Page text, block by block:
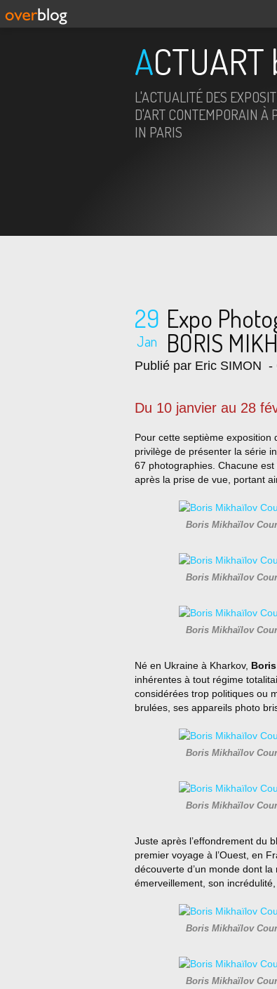
L'ACTUALITÉ DES
D'ART CONTEMPORAIN À
IN PARIS
29
Jan
Expo
BORIS
Publié par Eric SIMON -
Du 10 janvier au 28
Pour cette septième exposition
privilège de présenter la série
67 photographies. Chacune
après la prise de vue, portant
Boris Mikhaïlov
Boris Mikhaïlov
Boris Mikhaïlov
Né en Ukraine à Kharkov,
inhérentes à tout régime
considérées trop politiques ou
brulées, ses appareils photo
Boris Mikhaïlov
Boris Mikhaïlov
Juste après l’effondrement du
premier voyage à l’Ouest, en
découverte d’un monde dont
émerveillement, son
Boris Mikhaïlov
Boris Mikhaïlov